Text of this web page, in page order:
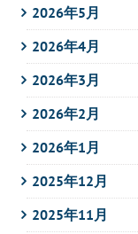
2026年5月
2026年4月
2026年3月
2026年2月
2026年1月
2025年12月
2025年11月